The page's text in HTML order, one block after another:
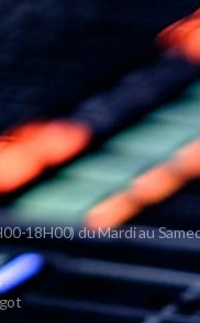
18H00) du Mardi au